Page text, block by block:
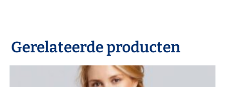
Gerelateerde producten